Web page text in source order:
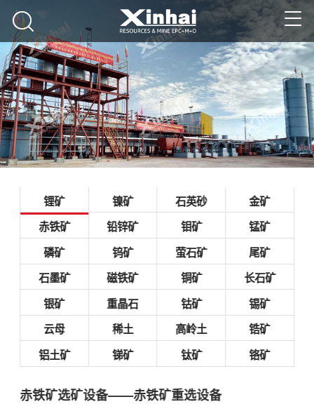
锂矿 镍矿 石英砂
金矿
赤铁矿
铅锌矿 钼矿
锰矿
磷矿
钨矿 萤石矿
尾矿
石墨矿
磁铁矿 铜矿
长石矿
银矿
重晶石 钴矿
锡矿
云母
稀土 高岭土
锆矿
铝土矿
锑矿 钛矿 铬矿
赤铁矿选矿设备——赤铁矿重选设备